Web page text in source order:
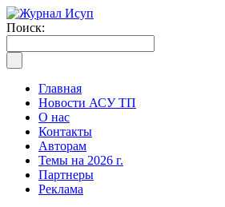
Поиск:
Главная
Новости АСУ ТП
О нас
Контакты
Авторам
Темы на 2026 г.
Партнеры
Реклама